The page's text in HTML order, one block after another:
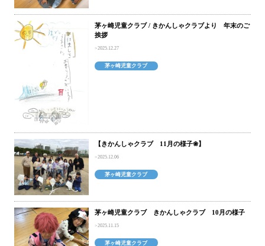
茅ヶ崎児童クラブ / きかんしゃクラブより 年末のご
挨拶
2025.12.27
茅ヶ崎児童クラブ
【きかんしゃクラブ 11月の様子❀】
2025.12.06
茅ヶ崎児童クラブ
茅ヶ崎児童クラブ きかんしゃクラブ 10月の様子
2025.11.15
茅ヶ崎児童クラブ